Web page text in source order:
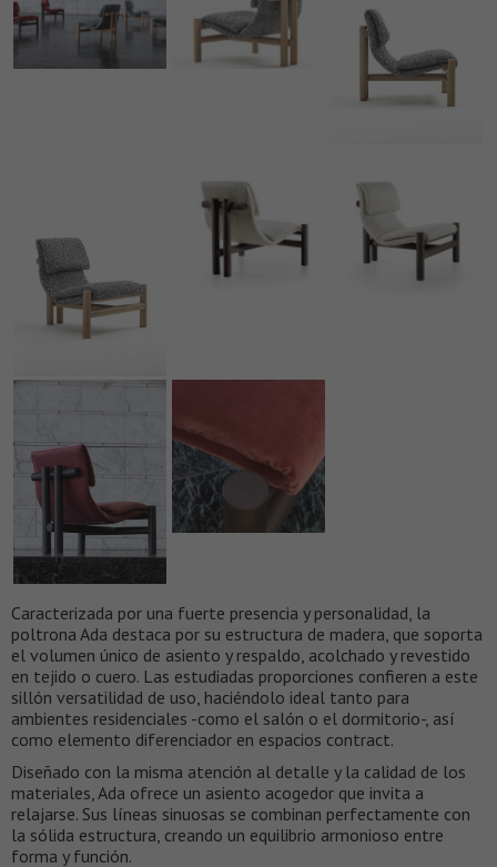
Caracterizada por una fuerte presencia y personalidad, la
poltrona Ada destaca por su estructura de madera, que soporta
el volumen único de asiento y respaldo, acolchado y revestido
en tejido o cuero. Las estudiadas proporciones confieren a este
sillón versatilidad de uso, haciéndolo ideal tanto para
ambientes residenciales -como el salón o el dormitorio-, así
como elemento diferenciador en espacios contract.
Diseñado con la misma atención al detalle y la calidad de los
materiales, Ada ofrece un asiento acogedor que invita a
relajarse. Sus líneas sinuosas se combinan perfectamente con
la sólida estructura, creando un equilibrio armonioso entre
forma y función.